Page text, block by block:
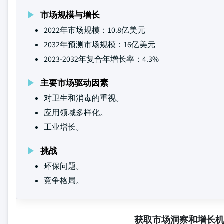
市场规模与增长
2022年市场规模：10.8亿美元
2032年预测市场规模：16亿美元
2023-2032年复合年增长率：4.3%
主要市场驱动因素
对卫生和消毒的重视。
应用领域多样化。
工业增长。
挑战
环保问题。
竞争格局。
获取市场洞察和增长